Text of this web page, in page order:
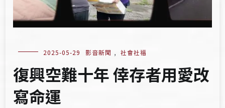
2025-05-29 影音新聞 , 社會社福
復興空難十年 倖存者用愛改
寫命運